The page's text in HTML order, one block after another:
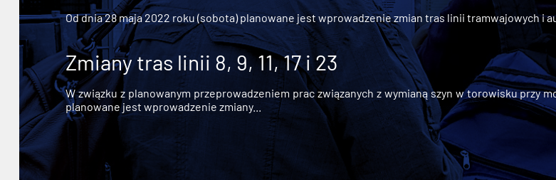
Od dnia 28 maja 2022 roku (sobota) planowane jest wprowadzenie zmian tras linii tramwajowych i
Zmiany tras linii 8, 9, 11, 17 i 23
W związku z planowanym przeprowadzeniem prac związanych z wymianą szyn w torowisku przy
planowane jest wprowadzenie zmiany...